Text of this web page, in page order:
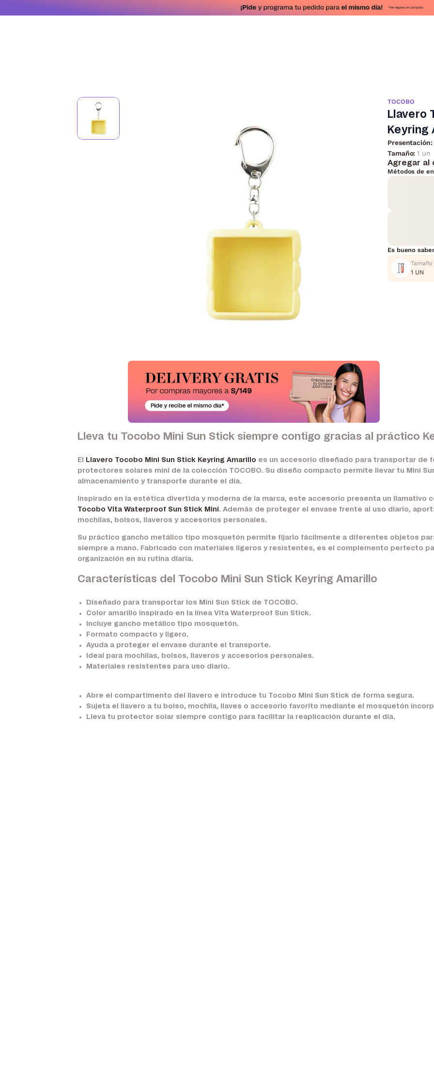
TOCOBO
Llavero
Keyring
Presentación:
Tamaño:1 un
Agregar al
Métodos de
Es bueno saber
Tamaño
1 UN
Lleva tu Tocobo Mini Sun Stick siempre contigo gracias al práctico
El Llavero Tocobo Mini Sun Stick Keyring Amarillo es un accesorio diseñado para transportar de
protectores solares mini de la colección TOCOBO. Su diseño compacto permite llevar tu Mini
almacenamiento y transporte durante el día.
Inspirado en la estética divertida y moderna de la marca, este accesorio presenta un llamativo
Tocobo Vita Waterproof Sun Stick Mini. Además de proteger el envase frente al uso diario,
mochilas, bolsos, llaveros y accesorios personales.
Su práctico gancho metálico tipo mosquetón permite fijarlo fácilmente a diferentes objetos
siempre a mano. Fabricado con materiales ligeros y resistentes, es el complemento perfecto
organización en su rutina diaria.
Características del Tocobo Mini Sun Stick Keyring Amarillo
Diseñado para transportar los Mini Sun Stick de TOCOBO.
Color amarillo inspirado en la línea Vita Waterproof Sun Stick.
Incluye gancho metálico tipo mosquetón.
Formato compacto y ligero.
Ayuda a proteger el envase durante el transporte.
Ideal para mochilas, bolsos, llaveros y accesorios personales.
Materiales resistentes para uso diario.
Abre el compartimento del llavero e introduce tu Tocobo Mini Sun Stick de forma segura.
Sujeta el llavero a tu bolso, mochila, llaves o accesorio favorito mediante el mosquetón
Lleva tu protector solar siempre contigo para facilitar la reaplicación durante el día.